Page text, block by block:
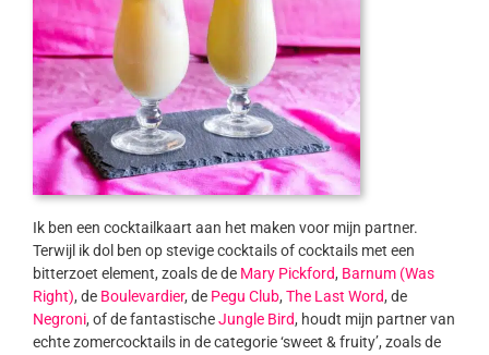
Ik ben een cocktailkaart aan het maken voor mijn partner.
Terwijl ik dol ben op stevige cocktails of cocktails met een
bitterzoet element, zoals de de Mary Pickford, Barnum (Was
Right), de Boulevardier, de Pegu Club, The Last Word, de
Negroni, of de fantastischeJungle Bird, houdt mijn partner van
echte zomercocktails in de categorie ‘sweet & fruity’, zoals de